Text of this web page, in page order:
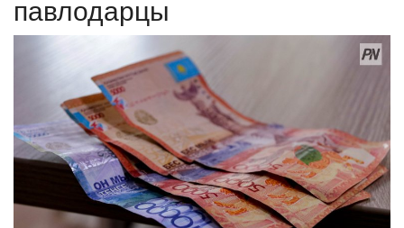
КАЗАХСТАН
СПЕЦПРОЕКТЫ
СПОРТ
Чек-лист
павлодарцы